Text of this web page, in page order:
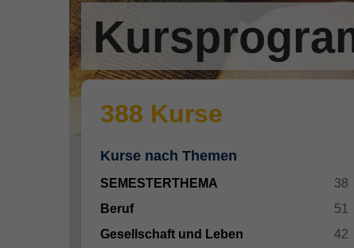
388 Kurse
Kurse nach Themen
SEMESTERTHEMA
38
Beruf
51
Gesellschaft und Leben
42